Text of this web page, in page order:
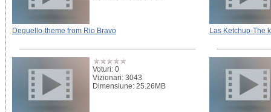
Deguello-theme from Rio Bravo Las Ketchup-The
Voturi: 0
Vizionari: 3043
Dimensiune: 25.26MB